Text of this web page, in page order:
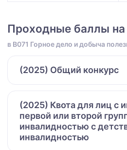
Проходные баллы на
в B071 Горное дело и добыча
(2025) Общий конкурс
(2025) Квота для лиц с
первой или второй
инвалидностью с
инвалидностью